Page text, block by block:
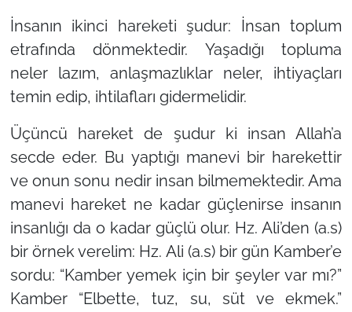
İnsanın ikinci hareketi şudur: İnsan toplum
etrafında dönmektedir. Yaşadığı topluma
neler lazım, anlaşmazlıklar neler, ihtiyaçları
temin edip, ihtilafları gidermelidir.
Üçüncü hareket de şudur ki insan Allah’a
secde eder. Bu yaptığı manevi bir harekettir
ve onun sonu nedir insan bilmemektedir. Ama
manevi hareket ne kadar güçlenirse insanın
insanlığı da o kadar güçlü olur. Hz. Ali’den (a.s)
bir örnek verelim: Hz. Ali (a.s) bir gün Kamber’e
sordu: “Kamber yemek için bir şeyler var mı?”
Kamber “Elbette, tuz, su, süt ve ekmek.”